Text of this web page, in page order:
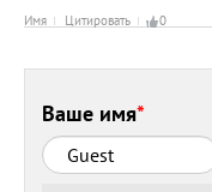
Имя Цитировать 0
Ваше имя*